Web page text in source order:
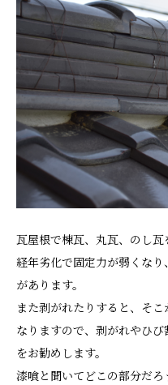
瓦屋根で棟瓦、丸瓦、のし瓦
経年劣化で固定力が弱くな
があります。
また剥がれたりすると、そ
なりますので、剥がれやひ
をお勧めします。
漆喰と聞いてどこの部分だ